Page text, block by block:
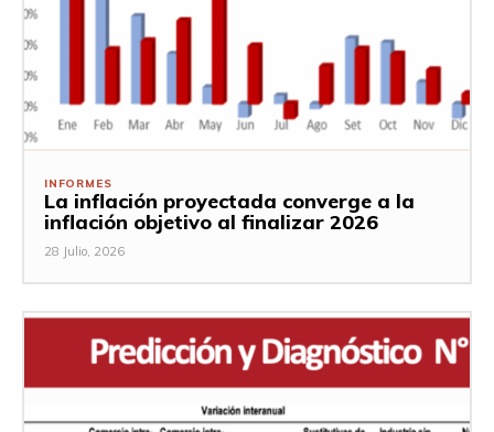
INFORMES
La inflación proyectada converge a la
inflación objetivo al finalizar 2026
28 Julio, 2026